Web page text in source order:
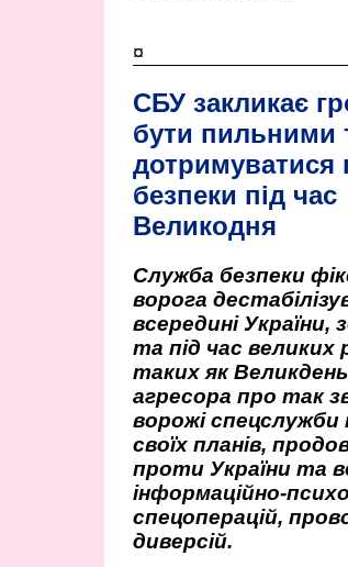
¤
СБУ закликає
бути пильними
дотримуватися
безпеки під час
Великодня
Служба безпеки
ворога
всередині України,
та під час великих
таких як
агресора про так
ворожі спецслужби
своїх планів,
проти України та
інформаційно-
спецоперацій,
диверсій.